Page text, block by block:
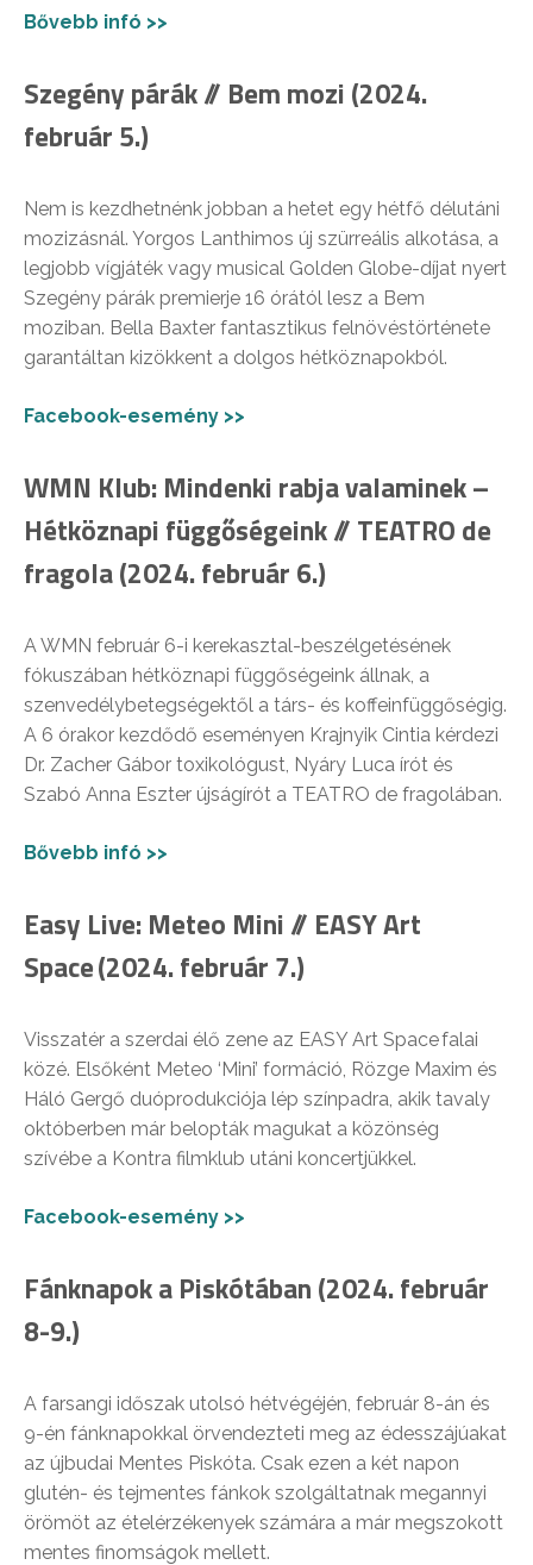
Bővebb infó >>
Szegény párák // Bem mozi (2024.
február 5.)
Nem is kezdhetnénk jobban a hetet egy hétfő délutáni
mozizásnál. Yorgos Lanthimos új szürreális alkotása, a
legjobb vígjáték vagy musical Golden Globe-díjat nyert
Szegény párák premierje 16 órától lesz a Bem
moziban. Bella Baxter fantasztikus felnövéstörténete
garantáltan kizökkent a dolgos hétköznapokból.
Facebook-esemény >>
WMN Klub: Mindenki rabja valaminek –
Hétköznapi függőségeink // TEATRO de
fragola (2024. február 6.)
A WMN február 6-i kerekasztal-beszélgetésének
fókuszában hétköznapi függőségeink állnak, a
szenvedélybetegségektől a társ- és koffeinfüggőségig.
A 6 órakor kezdődő eseményen Krajnyik Cintia kérdezi
Dr. Zacher Gábor toxikológust, Nyáry Luca írót és
Szabó Anna Eszter újságírót a TEATRO de fragolában.
Bővebb infó >>
Easy Live: Meteo Mini // EASY Art
Space (2024. február 7.)
Visszatér a szerdai élő zene az EASY Art Space falai
közé. Elsőként Meteo ‘Mini’ formáció, Rözge Maxim és
Háló Gergő duóprodukciója lép színpadra, akik tavaly
októberben már belopták magukat a közönség
szívébe a Kontra filmklub utáni koncertjükkel.
Facebook-esemény >>
Fánknapok a Piskótában (2024. február
8-9.)
A farsangi időszak utolsó hétvégéjén, február 8-án és
9-én fánknapokkal örvendezteti meg az édesszájúakat
az újbudai Mentes Piskóta. Csak ezen a két napon
glutén- és tejmentes fánkok szolgáltatnak megannyi
örömöt az ételérzékenyek számára a már megszokott
mentes finomságok mellett.